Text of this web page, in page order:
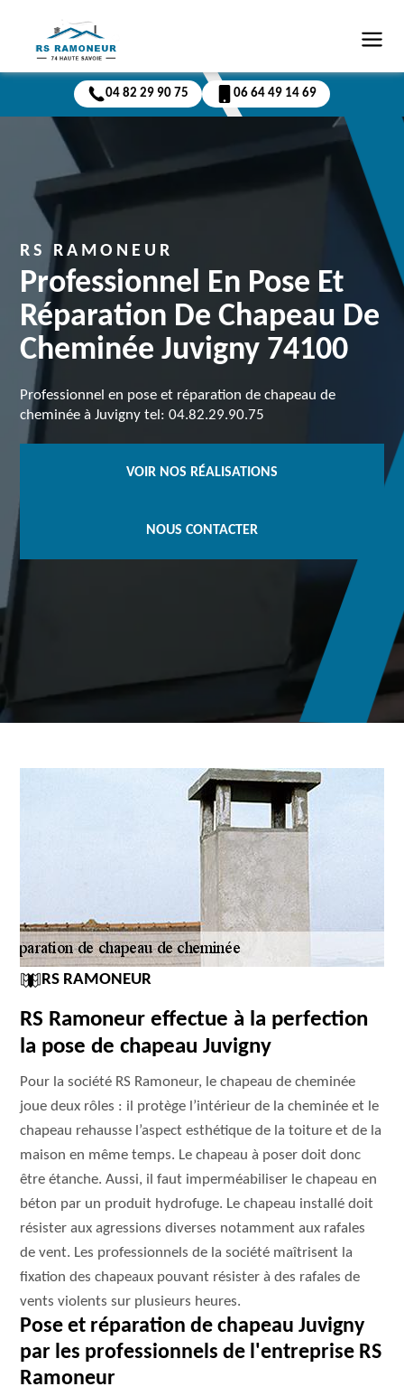
04 82 29 90 75 06 64 49 14 69
RS RAMONEUR
Professionnel En Pose Et
Réparation De Chapeau De
Cheminée Juvigny 74100
Professionnel en pose et réparation de chapeau de
cheminée à Juvigny tel: 04.82.29.90.75
VOIR NOS RÉALISATIONS
NOUS CONTACTER
RS RAMONEUR
RS Ramoneur effectue à la perfection
la pose de chapeau Juvigny
Pour la société RS Ramoneur, le chapeau de cheminée
joue deux rôles : il protège l’intérieur de la cheminée et le
chapeau rehausse l’aspect esthétique de la toiture et de la
maison en même temps. Le chapeau à poser doit donc
être étanche. Aussi, il faut imperméabiliser le chapeau en
béton par un produit hydrofuge. Le chapeau installé doit
résister aux agressions diverses notamment aux rafales
de vent. Les professionnels de la société maîtrisent la
fixation des chapeaux pouvant résister à des rafales de
vents violents sur plusieurs heures.
Pose et réparation de chapeau Juvigny
par les professionnels de l'entreprise RS
Ramoneur